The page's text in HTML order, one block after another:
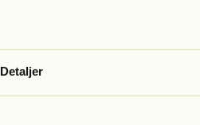
Detaljer